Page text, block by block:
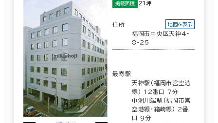
掲載面積 21坪
住所
福岡市中央区天神4-
8-25
地図を表示
最寄駅
天神駅(福岡市営空港
線) 12番口 7分
中洲川端駅(福岡市営
空港線･箱崎線) 2番
口 9分